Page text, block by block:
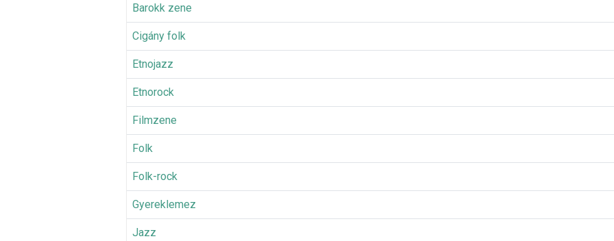
Barokk zene
Cigány folk
Etnojazz
Etnorock
Filmzene
Folk
Folk-rock
Gyereklemez
Jazz